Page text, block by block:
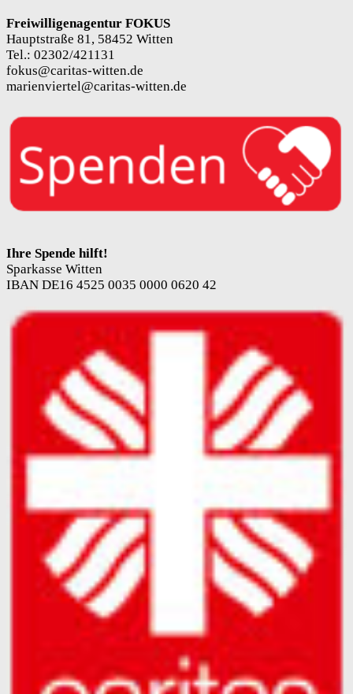
Freiwilligenagentur FOKUS
Hauptstraße 81, 58452 Witten
Tel.: 02302/421131
fokus@caritas-witten.de
marienviertel@caritas-witten.de
Ihre Spende hilft!
Sparkasse Witten
IBAN DE16 4525 0035 0000 0620 42